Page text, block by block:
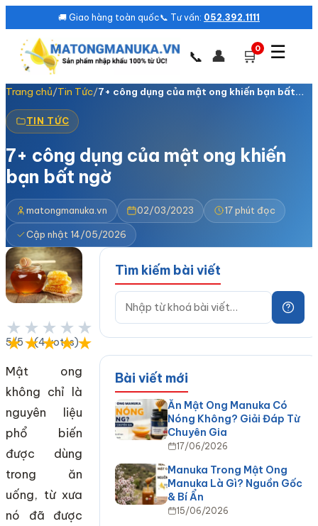
🚚 Giao hàng toàn quốc📞 Tư vấn: 052.392.1111
📞 👤 🛒0 ☰
Trang chủ/Tin Tức/7+ công dụng của mật ong khiến bạn bất…
TIN TỨC
7+ công dụng của mật ong khiến
bạn bất ngờ
matongmanuka.vn 02/03/2023 17 phút đọc
Cập nhật 14/05/2026
★★★★★
★★★★★
5/5 - (4 votes)
Mật ong
không chỉ là
nguyên liệu
phổ biến
được dùng
trong ăn
uống, từ xưa
nó đã được
Tìm kiếm bài viết
Bài viết mới
Ăn Mật Ong Manuka Có
Nóng Không? Giải Đáp Từ
Chuyên Gia
17/06/2026
Manuka Trong Mật Ong
Manuka Là Gì? Nguồn Gốc
& Bí Ẩn
15/06/2026